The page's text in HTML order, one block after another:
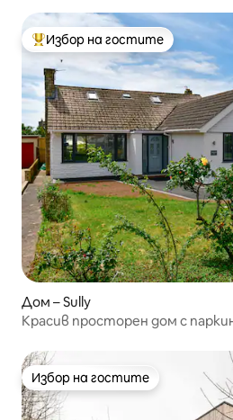
Най-популярен избор на
Избор на гостите
Дом – Sully
Красив просторен дом с
Избор на гостите
Избор на гостите